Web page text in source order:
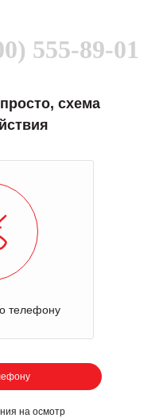
555-89-01
схема
телефону
на осмотр